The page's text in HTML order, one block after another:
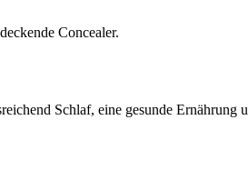
Concealer.
Schlaf, eine gesunde Ernährung